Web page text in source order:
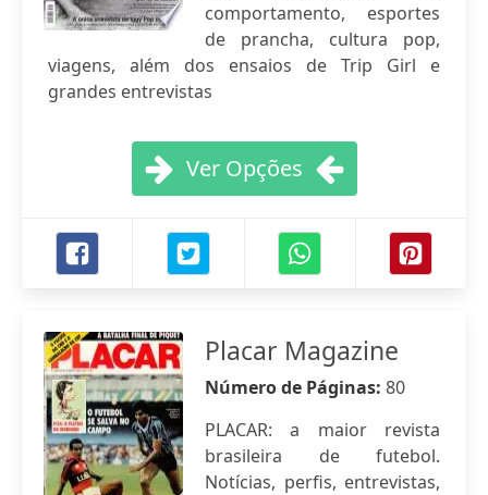
comportamento, esportes
de prancha, cultura pop,
viagens, além dos ensaios de Trip Girl e
grandes entrevistas
Ver Opções
Placar Magazine
Número de Páginas: 80
PLACAR: a maior revista
brasileira de futebol.
Notícias, perfis, entrevistas,